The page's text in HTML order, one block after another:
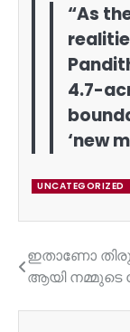
“As
4.7-
‘new
UNCATEGORIZED
Post
navigation
ഇതാണോ
ആയി